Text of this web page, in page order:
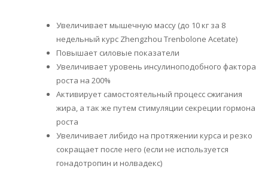
Увеличивает мышечную массу (до 10 кг за 8
недельный курс Zhengzhou Trenbolone Acetate)
Повышает силовые показатели
Увеличивает уровень инсулиноподобного фактора
роста на 200%
Активирует самостоятельный процесс сжигания
жира, а так же путем стимуляции секреции гормона
роста
Увеличивает либидо на протяжении курса и резко
сокращает после него (если не используется
гонадотропин и нолвадекс)